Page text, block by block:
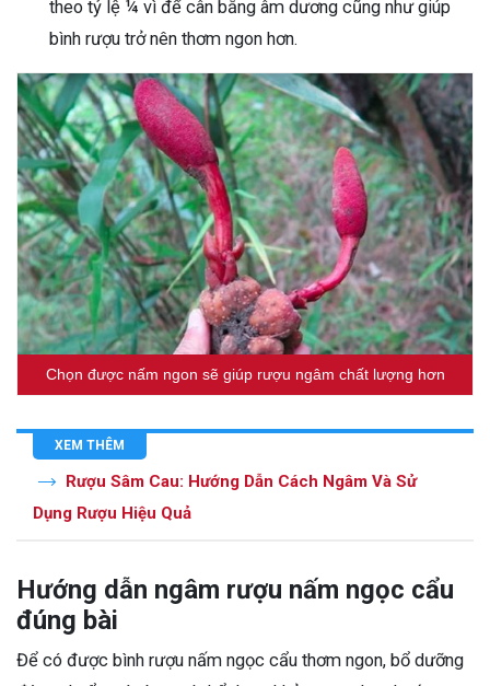
theo tỷ lệ ¼ vì để cân bằng âm dương cũng như giúp
bình rượu trở nên thơm ngon hơn.
Chọn được nấm ngon sẽ giúp rượu ngâm chất lượng hơn
XEM THÊM
Rượu Sâm Cau: Hướng Dẫn Cách Ngâm Và Sử
Dụng Rượu Hiệu Quả
Hướng dẫn ngâm rượu nấm ngọc cẩu
đúng bài
Để có được bình rượu nấm ngọc cẩu thơm ngon, bổ dưỡng